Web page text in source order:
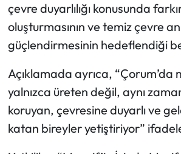
çevre duyarlılığı konusunda
oluşturmasının ve temiz çevre
güçlendirmesinin hedeflendiği
Açıklamada ayrıca, “Çorum’da
yalnızca üreten değil, aynı
koruyan, çevresine duyarlı ve
katan bireyler yetiştiriyor”
Turizm
Uğurludağ Haberleri
Yayla Haber